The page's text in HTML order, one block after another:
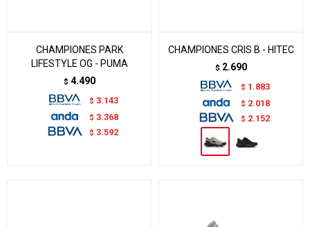
CHAMPIONES PARK
LIFESTYLE OG - PUMA
$ 4.490
$ 3.143
$ 3.368
$ 3.592
CHAMPIONES CRIS B - HITEC
$ 2.690
$ 1.883
$ 2.018
$ 2.152